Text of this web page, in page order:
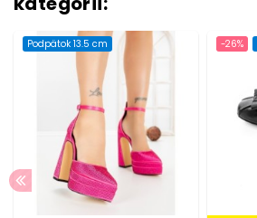
Podpätok 13.5 cm -26%